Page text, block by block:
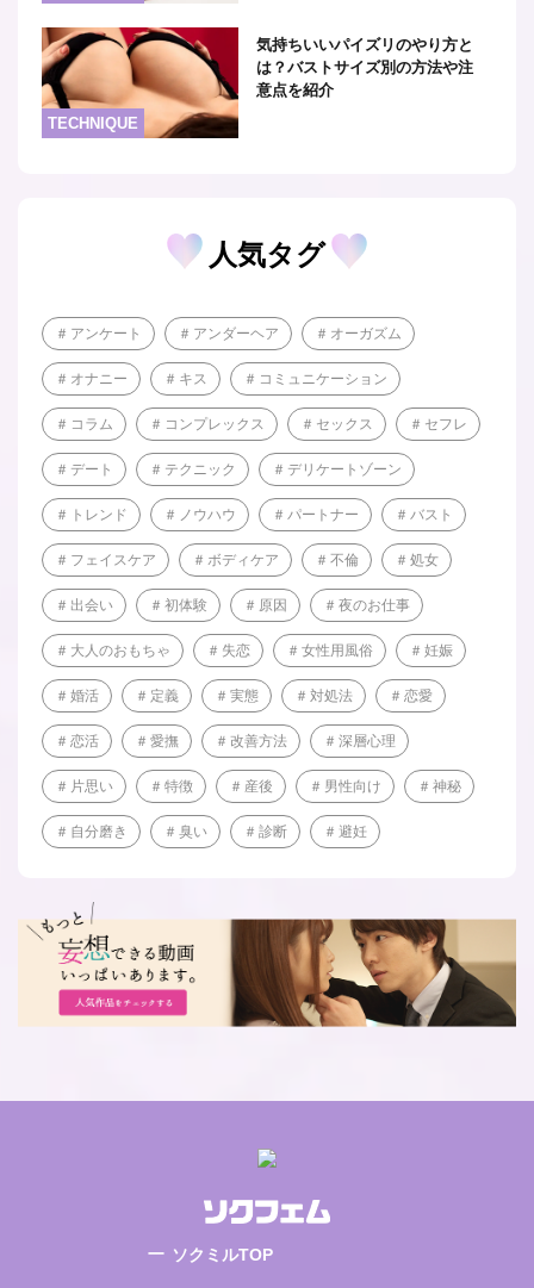
TECHNIQUE
気持ちいいパイズリのやり方と
は？バストサイズ別の方法や注
意点を紹介
人気タグ
アンケート アンダーヘア オーガズム
オナニー キス コミュニケーション
コラム コンプレックス セックス セフレ
デート テクニック デリケートゾーン
トレンド ノウハウ パートナー バスト
フェイスケア ボディケア 不倫 処女
出会い 初体験 原因 夜のお仕事
大人のおもちゃ 失恋 女性用風俗 妊娠
婚活 定義 実態 対処法 恋愛
恋活 愛撫 改善方法 深層心理
片思い 特徴 産後 男性向け 神秘
自分磨き 臭い 診断 避妊
ソクミルTOP